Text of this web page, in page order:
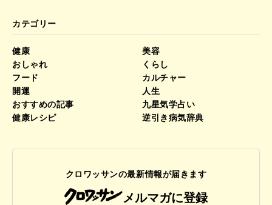
カテゴリー
健康
美容
おしゃれ
くらし
フード
カルチャー
開運
人生
おすすめの記事
九星気学占い
健康レシピ
逆引き病気辞典
クロワッサンの最新情報が届きます
メルマガに登録